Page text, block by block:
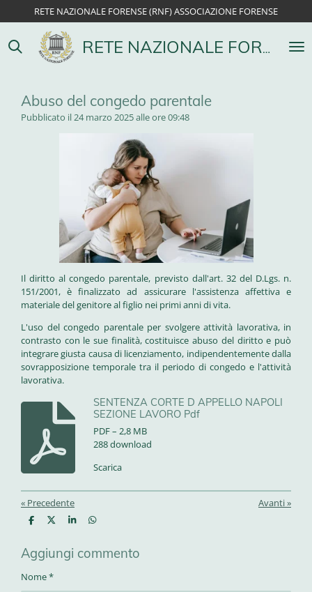
contenuto
principale
RETE NAZIONALE FORENSE
RETE NAZIONALE FORENSE (RNF) ASSOCIAZIONE FORENSE
Abuso del congedo parentale
Pubblicato il 24 marzo 2025 alle ore 09:48
Il diritto al congedo parentale, previsto dall'art. 32 del D.Lgs. n.
151/2001, è finalizzato ad assicurare l'assistenza affettiva e
materiale del genitore al figlio nei primi anni di vita.
L'uso del congedo parentale per svolgere attività lavorativa, in
contrasto con le sue finalità, costituisce abuso del diritto e può
integrare giusta causa di licenziamento, indipendentemente dalla
sovrapposizione temporale tra il periodo di congedo e l'attività
lavorativa.
SENTENZA CORTE D APPELLO NAPOLI
SEZIONE LAVORO Pdf
PDF – 2,8 MB
288 download
Scarica
« Precedente Avanti»
C
d
i
i
C
d
i
i
C
d
i
C
d
i
Aggiungi commento
Nome *